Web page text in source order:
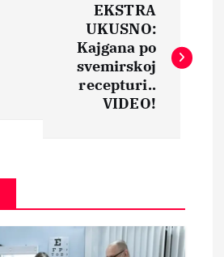
EKSTRA
UKUSNO:
Kajgana po
svemirskoj
recepturi..
VIDEO!